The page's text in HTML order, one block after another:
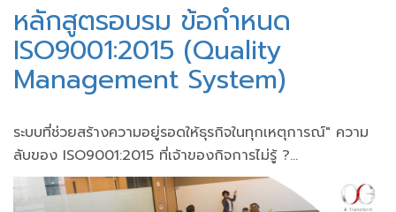
หลักสูตรอบรม ข้อกําหนด
ISO9001:2015 (Quality
Management System)
ระบบที่ช่วยสร้างความอยู่รอดให้ธุรกิจในทุกเหตุการณ์" ความ
ลับของ ISO9001:2015 ที่เจ้าของกิจการไม่รู้ ?...